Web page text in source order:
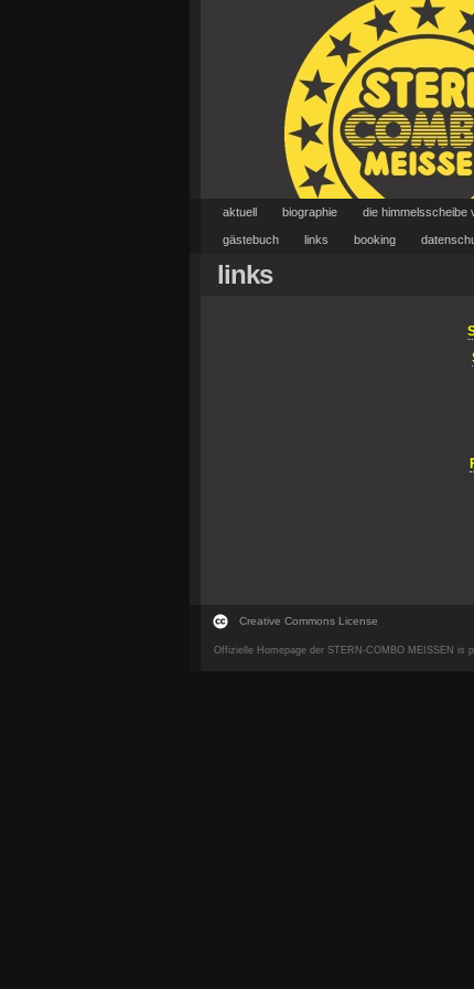
aktuell biographie die himmelsscheibe
gästebuch links booking
links
Creative Commons License
Offizielle Homepage der STERN-COMBO MEISSEN is